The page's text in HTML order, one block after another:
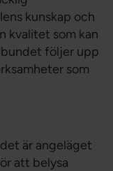
kunskap och
kvalitet som kan
följer upp
som
är angeläget
att belysa